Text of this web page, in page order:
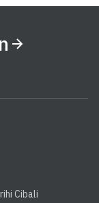
Cibali